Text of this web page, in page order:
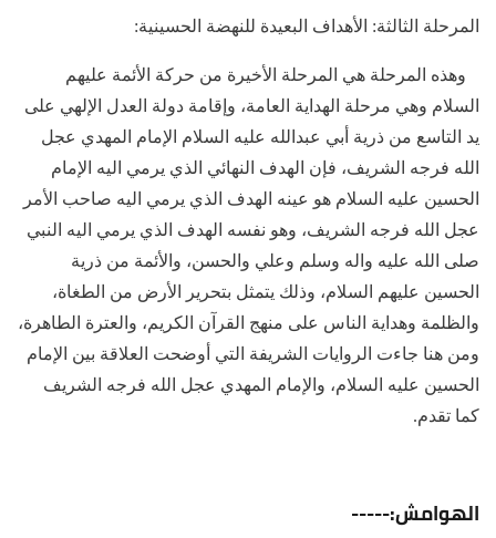
المرحلة الثالثة: الأهداف البعيدة للنهضة الحسينية:
وهذه المرحلة هي المرحلة الأخيرة من حركة الأئمة عليهم
السلام وهي مرحلة الهداية العامة، وإقامة دولة العدل الإلهي على
يد التاسع من ذرية أبي عبدالله عليه السلام الإمام المهدي عجل
الله فرجه الشريف، فإن الهدف النهائي الذي يرمي اليه الإمام
الحسين عليه السلام هو عينه الهدف الذي يرمي اليه صاحب الأمر
عجل الله فرجه الشريف، وهو نفسه الهدف الذي يرمي اليه النبي
صلى الله عليه واله وسلم وعلي والحسن، والأئمة من ذرية
الحسين عليهم السلام، وذلك يتمثل بتحرير الأرض من الطغاة،
والظلمة وهداية الناس على منهج القرآن الكريم، والعترة الطاهرة،
ومن هنا جاءت الروايات الشريفة التي أوضحت العلاقة بين الإمام
الحسين عليه السلام، والإمام المهدي عجل الله فرجه الشريف
كما تقدم.
الهوامش:-----